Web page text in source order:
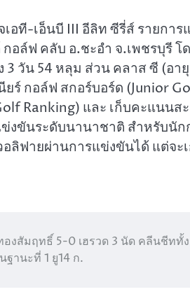
เอที-เอ็นบี III อีลิท ซีรี่ส์ รายก
อล์ฟ คลับ อ.ชะอำ จ.เพชรบุรี
3 วัน 54 หลุม ส่วน คลาส ซี (อ
ยร์ กอล์ฟ สกอร์บอร์ด (Junior
Ranking) และ เก็บคะแนนส
ข่งขันระดับนานาชาติ สำหรับนั
ลิฟายผ่านการแข่งขันได้ แต่จ
งสัมฤทธิ์ 5-0 เฮรวด 3 นัด คลีนชีททั้ง
านะที่ 1 ยู14 ก.